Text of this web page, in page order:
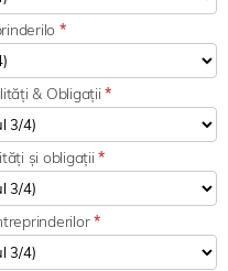
*
& Obligații*
și obligații*
*